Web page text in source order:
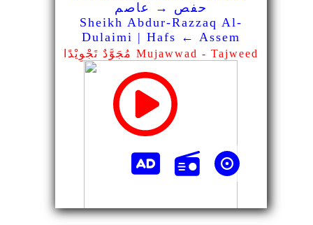
حفص → عاصم
Sheikh Abdur-Razzaq Al-
Dulaimi | Hafs ← Assem
مُجَوَّدٌ تَجْوِيْدًا Mujawwad - Tajweed